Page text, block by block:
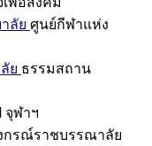
ลัย ศูนย์กีฬาแห่ง
ย ธรรมสถาน
จุฬาฯ
กรณ์ราชบรรณาลัย